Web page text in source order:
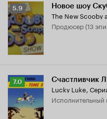
Рейтинг
Кинопоиска
5.9
5.9 Новое шоу
продюсер (13
Рейтинг
Кинопоиска
7.0
7.0 Счастливчик
Lucky Luke,